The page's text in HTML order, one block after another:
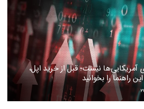
آمریکایی‌ها نیست؛ قبل از خرید اپل،